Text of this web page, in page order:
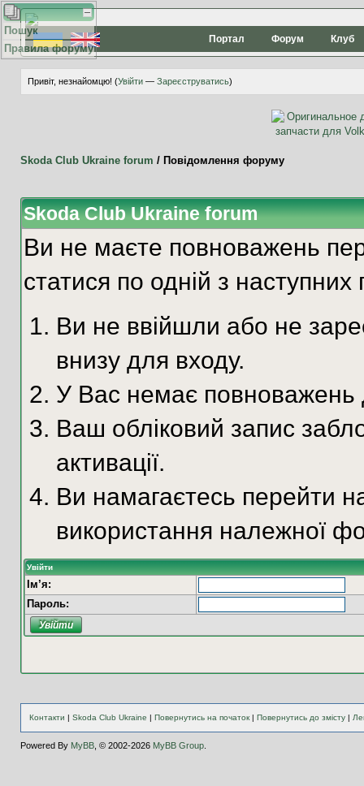
Портал Форум Клуб
Привіт, незнайомцю! (Увійти— Зареєструватись)
Skoda Club Ukraine forum / Повідомлення форуму
Пошук
Правила форуму
Skoda Club Ukraine forum
Ви не маєте повноважень
статися по одній з наступних
Ви не ввійшли або не
внизу для входу.
У Вас немає повноважень
Ваш обліковий запис
активації.
Ви намагаєтесь перейти
використання належної
Увійти
Ім’я:
Пароль:
Контакти | Skoda Club Ukraine | Повернутись на початок| Повернутись до змісту|
Powered By MyBB, © 2002-2026 MyBB Group.